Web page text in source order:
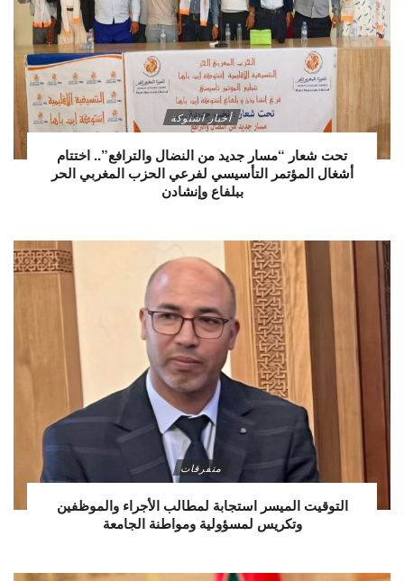
أخبار اشتوكة
تحت شعار “مسار جديد من النضال والترافع”.. اختتام
أشغال المؤتمر التأسيسي لفرعي الحزب المغربي الحر
ببلفاع وإنشادن
متفرقات
التوقيت الميسر استجابة لمطالب الأجراء والموظفين
وتكريس لمسؤولية ومواطنة الجامعة